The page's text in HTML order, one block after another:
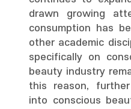
drawn growing
consumption has
other academic
specifically on
beauty industry
this reason,
into conscious